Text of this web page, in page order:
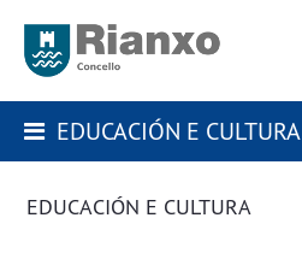
EDUCACIÓN E CULTURA
EDUCACIÓN E CULTURA